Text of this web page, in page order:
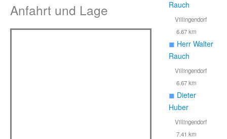
Anfahrt und Lage
Rauch
Villingendorf
6.67 km
◼ Herr Walter
Rauch
Villingendorf
6.67 km
◼ Dieter
Huber
Villingendorf
7.41 km